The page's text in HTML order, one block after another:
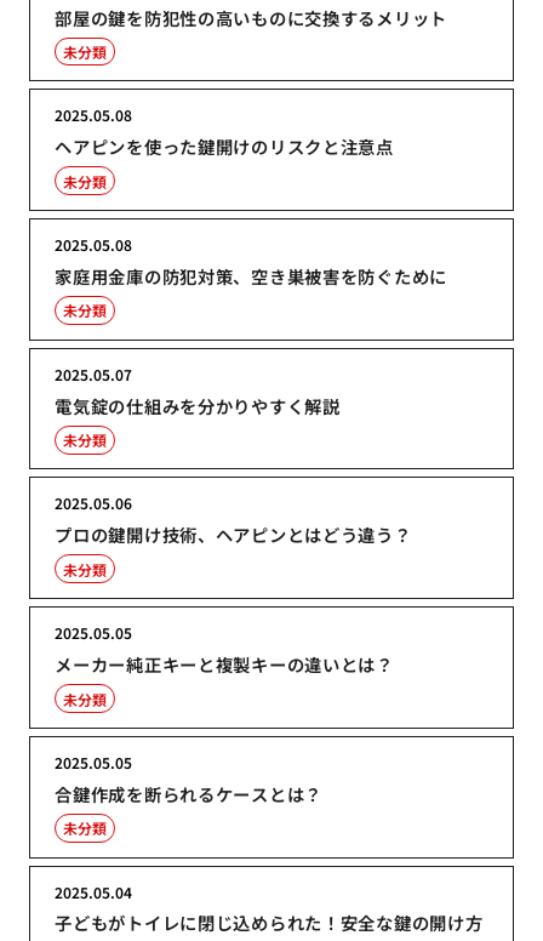
部屋の鍵を防犯性の高いものに交換するメリット
未分類
ヘアピンを使った鍵開けのリスクと注意点
2025.05.08
未分類
家庭用金庫の防犯対策、空き巣被害を防ぐために
2025.05.08
未分類
電気錠の仕組みを分かりやすく解説
2025.05.07
未分類
プロの鍵開け技術、ヘアピンとはどう違う？
2025.05.06
未分類
メーカー純正キーと複製キーの違いとは？
2025.05.05
未分類
合鍵作成を断られるケースとは？
2025.05.05
未分類
子どもがトイレに閉じ込められた！安全な鍵の開け方
2025.05.04